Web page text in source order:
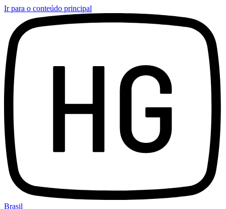
Ir para o conteúdo principal
Brasil